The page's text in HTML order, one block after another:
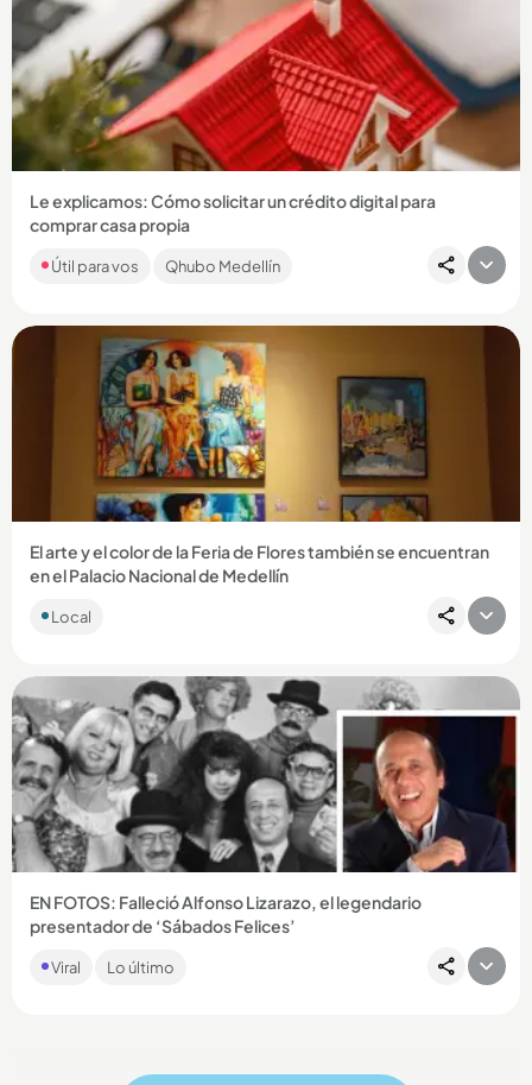
Compartir Noticia
Le explicamos: Cómo solicitar un crédito digital para
comprar casa propia
Le contamos cómo. FNA creó ‘Crédito digital’ para que deje
las filas a la hora de tramitar créditos de vivienda. ...
Útil para vos Qhubo Medellín
Compartir Noticia
El arte y el color de la Feria de Flores también se encuentran
en el Palacio Nacional de Medellín
Local
Compartir Noticia
EN FOTOS: Falleció Alfonso Lizarazo, el legendario
presentador de ‘Sábados Felices’
El hombre que marcó a varias generaciones, murió a los 87
años en Barranquilla....
Viral Lo último